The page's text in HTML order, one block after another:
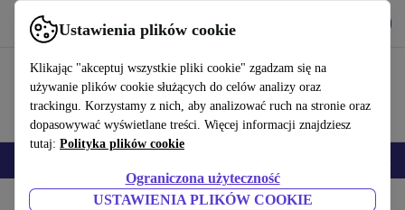
Ustawienia plików cookie
Klikając "akceptuj wszystkie pliki cookie" zgadzam się na
używanie plików cookie służących do celów analizy oraz
trackingu. Korzystamy z nich, aby analizować ruch na stronie oraz
dopasowywać wyświetlane treści. Więcej informacji znajdziesz
tutaj: Polityka plików cookie
Ograniczona użyteczność
USTAWIENIA PLIKÓW COOKIE
Korzystaj z refurbed szybko i łatwo
Produkty Akcesoria komputerowe Akcesoria do smartfonów